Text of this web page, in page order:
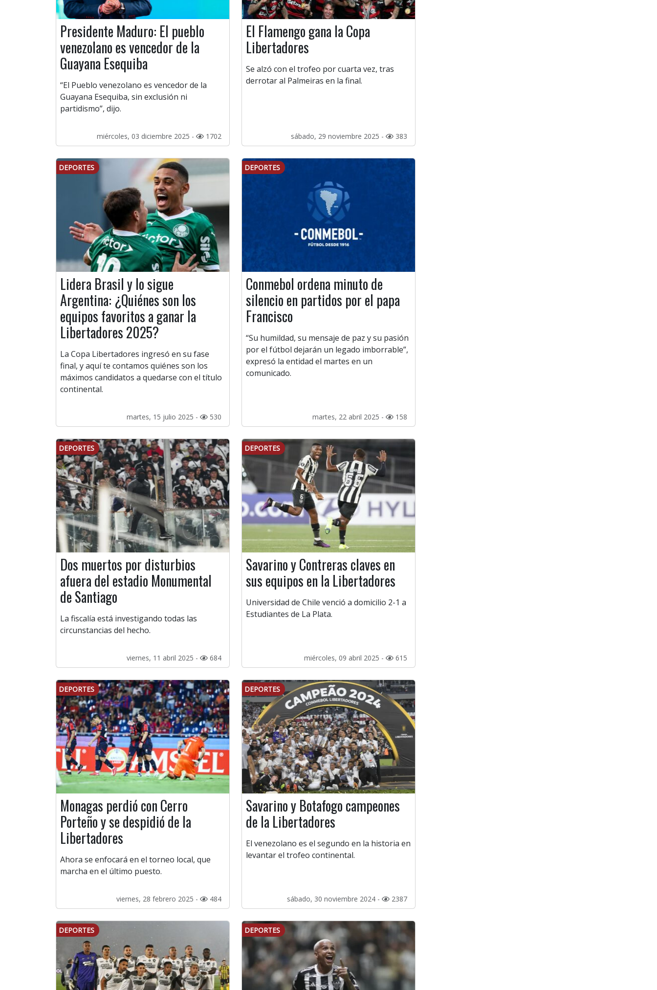
Presidente Maduro: El pueblo
venezolano es vencedor de la
Guayana Esequiba
“El Pueblo venezolano es vencedor de la
Guayana Esequiba, sin exclusión ni
partidismo”, dijo.
miércoles, 03 diciembre 2025 - 1702
El Flamengo gana la Copa
Libertadores
Se alzó con el trofeo por cuarta vez, tras
derrotar al Palmeiras en la final.
sábado, 29 noviembre 2025 - 383
DEPORTES
Lidera Brasil y lo sigue
Argentina: ¿Quiénes son los
equipos favoritos a ganar la
Libertadores 2025?
La Copa Libertadores ingresó en su fase
final, y aquí te contamos quiénes son los
máximos candidatos a quedarse con el título
continental.
martes, 15 julio 2025 - 530
DEPORTES
Conmebol ordena minuto de
silencio en partidos por el papa
Francisco
“Su humildad, su mensaje de paz y su pasión
por el fútbol dejarán un legado imborrable”,
expresó la entidad el martes en un
comunicado.
martes, 22 abril 2025 - 158
DEPORTES
Dos muertos por disturbios
afuera del estadio Monumental
de Santiago
La fiscalía está investigando todas las
circunstancias del hecho.
viernes, 11 abril 2025 - 684
DEPORTES
Savarino y Contreras claves en
sus equipos en la Libertadores
Universidad de Chile venció a domicilio 2-1 a
Estudiantes de La Plata.
miércoles, 09 abril 2025 - 615
DEPORTES
Monagas perdió con Cerro
Porteño y se despidió de la
Libertadores
Ahora se enfocará en el torneo local, que
marcha en el último puesto.
viernes, 28 febrero 2025 - 484
DEPORTES
Savarino y Botafogo campeones
de la Libertadores
El venezolano es el segundo en la historia en
levantar el trofeo continental.
sábado, 30 noviembre 2024 - 2387
DEPORTES DEPORTES